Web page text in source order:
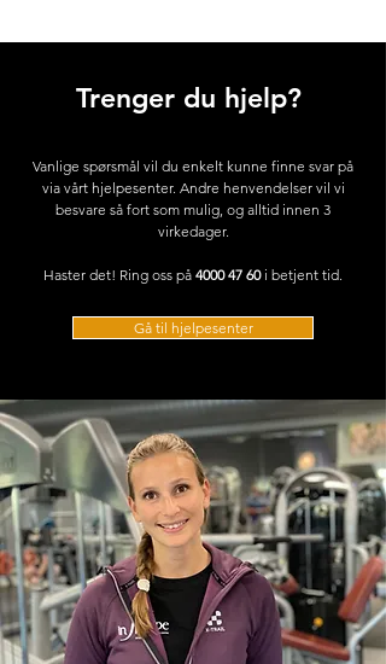
Trenger du hjelp?
Vanlige spørsmål vil du enkelt kunne finne svar på
via vårt hjelpesenter. Andre henvendelser vil vi
besvare så fort som mulig, og alltid innen 3
virkedager.
Haster det! Ring oss på 4000 47 60 i betjent tid.
Gå til hjelpesenter